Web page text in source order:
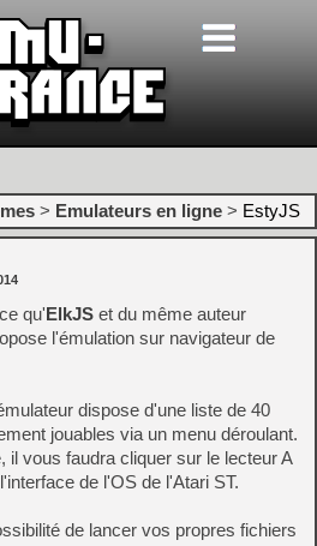
> Emulateurs en ligne > EstyJS
qu'ElkJS et du même auteur
l'émulation sur navigateur de
dispose d'une liste de 40
jouables via un menu déroulant.
il vous faudra cliquer sur le lecteur A
de l'OS de l'Atari ST.
de lancer vos propres fichiers